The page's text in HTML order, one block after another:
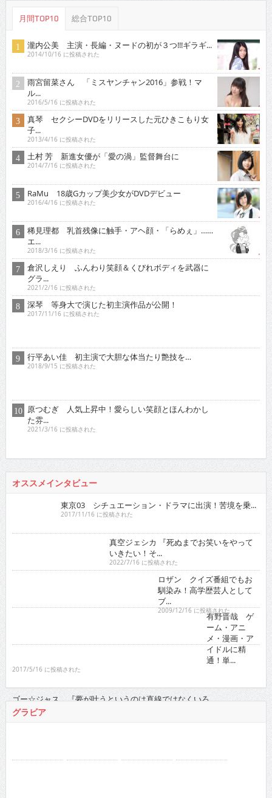
月間TOP10 総合TOP10
瀧内公美 主演・長編・ヌードの初が３つ!!!ギラギ...
2014/10/16 に投稿された
雨宮留菜さん 「ミスヤンチャン2016」参戦！マ
ル...
2016/5/16 に投稿された
真琴 セクシーDVDをリリースした元ひきこもり女
子...
2013/4/16 に投稿された
土村 芳 新進女優が「愛の渦」監督舞台に
2014/7/16 に投稿された
RaMu 18歳Gカップ美少女がDVDデビュー
2016/4/16 に投稿された
稀見理都 乳首残像に触手・アヘ顔・「らめぇ」……
エ...
2018/3/16 に投稿された
倉沢しえり ふんわり笑顔＆くびれボディを武器に
グラ...
2021/2/16 に投稿された
深琴 等身大で演じた初主演作品が公開！
2017/11/16 に投稿された
2018/9/15 に投稿された
2021/3/16 に投稿された
東京03 シチュエーション・ドラマに出演！苦境を乗...
2017/11/16 に投稿された
2022/7/16 に投稿された
ロザン クイズ番組でもお馴染み！高学歴芸人として
2009/12/16 に投稿された
有野晋哉 ゲーム・アニメ・漫画・アイドルに精通！
ゴー☆ジャス 『夢が叶うというのは直線ではなくい
グラビア